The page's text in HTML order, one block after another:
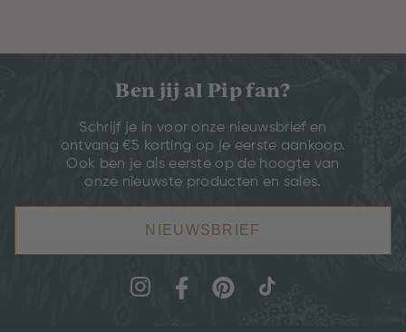
Ben jij al Pip fan?
Schrijf je in voor onze nieuwsbrief en
ontvang €5 korting op je eerste aankoop.
Ook ben je als eerste op de hoogte van
onze nieuwste producten en sales.
NIEUWSBRIEF